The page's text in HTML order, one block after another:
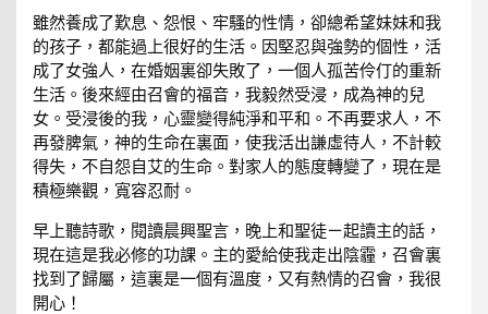
雖然養成了歎息、怨恨、牢騷的性情，卻總希望妹妹和我
的孩子，都能過上很好的生活。因堅忍與強勢的個性，活
成了女強人，在婚姻裏卻失敗了，一個人孤苦伶仃的重新
生活。後來經由召會的福音，我毅然受浸，成為神的兒
女。受浸後的我，心靈變得純淨和平和。不再要求人，不
再發脾氣，神的生命在裏面，使我活出謙虛待人，不計較
得失，不自怨自艾的生命。對家人的態度轉變了，現在是
積極樂觀，寬容忍耐。
早上聽詩歌，閱讀晨興聖言，晚上和聖徒ㄧ起讀主的話，
現在這是我必修的功課。主的愛給使我走出陰霾，召會裏
找到了歸屬，這裏是一個有溫度，又有熱情的召會，我很
開心！